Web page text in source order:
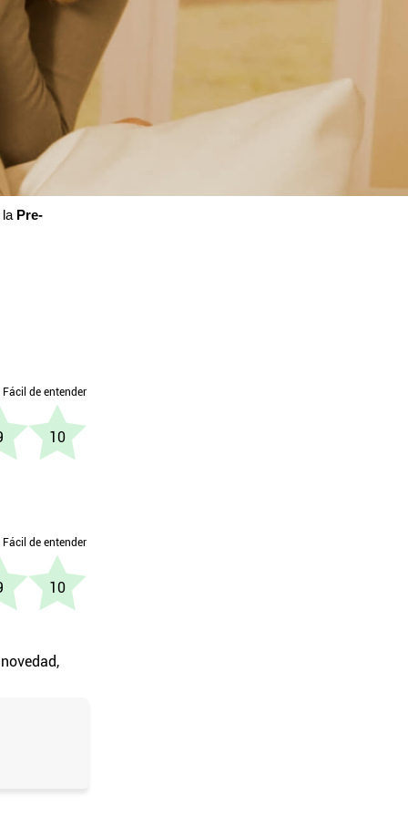
Pre-